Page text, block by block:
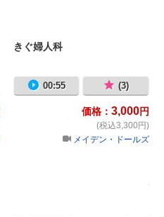
きぐ婦人科
00:55 (3)
価格： 3,000円
(税込3,300円)
メイデン・ドールズ
性